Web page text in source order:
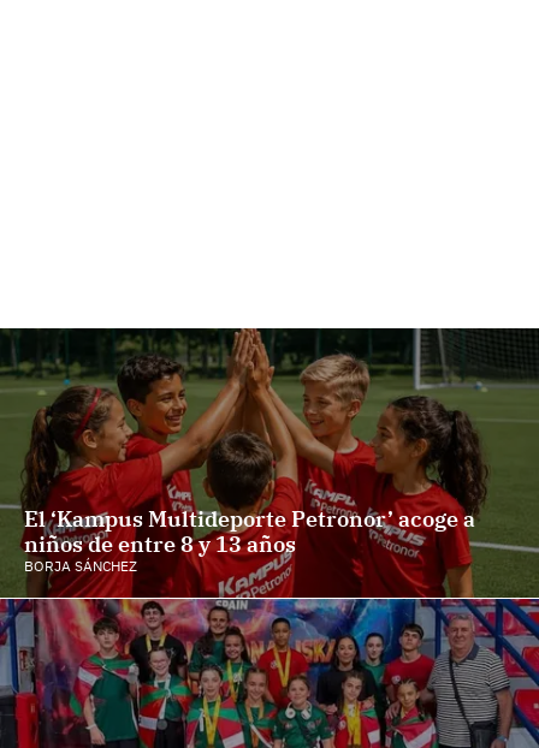
El ‘Kampus Multideporte Petronor’ acoge a
niños de entre 8 y 13 años
BORJA SÁNCHEZ